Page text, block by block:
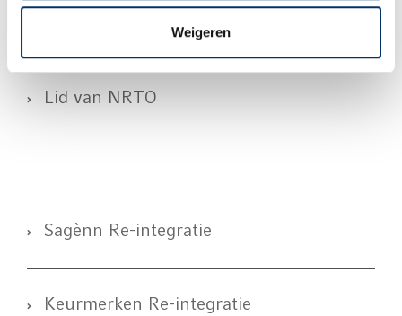
Weigeren
Downloads Educatie
Lid van NRTO
Sagènn Re-integratie
Keurmerken Re-integratie